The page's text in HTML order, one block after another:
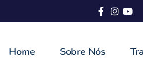
Home Sobre Nós